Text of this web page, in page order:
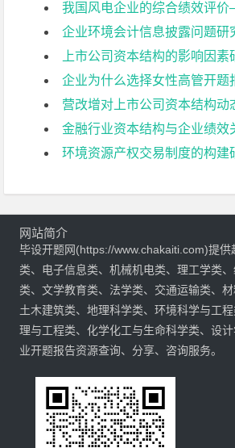
我国风电企业的综合绩效评价——基于2015年
企业环境会计信息披露问题研究—以
上市公司资本结构的影响因素研究——来自建筑业
企业为什么选择女性高管开题
营改增对上市公司资本结构动态调整及其投
金融行业资本结构与企业绩效
环境资源产权交易制度的构建研究——以排
网站简介
毕设开题网(https://www.chakaiti.com)提
类、电子信息类、机械机电类、理工学类
类、文学教育类、法学类、交通运输类、材
土木建筑类、地理科学类、环境科学与工
理与工程类、化学化工与生命科学类、设计
业开题报告资源查询、分享、咨询服务。